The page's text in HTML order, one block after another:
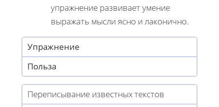
упражнение развивает умение
выражать мысли ясно и лаконично.
Упражнение
Польза
Переписывание известных текстов